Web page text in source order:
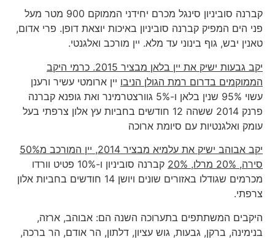
קברנה סוביניון סינגל מכרם יחידני הממוקם 900 מטר מעל
פני הים המפיק קברנה סוביניון באיכות יוצאת דופן. פרי אדום,
טאנין יבש, גוף בינוני עד מלא. יין מורכב ואלגנטי.
יקב גבעות ישיק את יין בלאן מבציר 2015. כרמי היקב
הממוקמים בדרום רמת הגולן הניבויין ארומטי עשיר ורענן
עשוי 95% שנין בלאן ו-5% גוורצטרמינר ואת גופנא קברנה
פרנק 2014 ששהה 12 חודשים בחביות עץ אלון צרפתי בעל
עומק ואלגנטיות עם סיומת ארוכה
יקב אבוהב ישיק את עלמיא מבציר 2014, יין המורכב מ50%
סירה, 20% מרלו, 20%
קברנה סוביניון ו-10% פטיט וורדו
מכרמים שגודלו באזורים שונים ויושן 14 חודשים בחביות אלון
צרפתי.
היקבים המשתתפים בתערוכה השנה הם: אבוהב, ארזה,
בנימינה, ברקן, גבעות, גוש עציון, דלתון, הר אודם, הר ברכה,